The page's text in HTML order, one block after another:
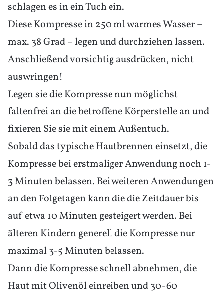
schlagen es in ein Tuch ein.
Diese Kompresse in 250 ml warmes Wasser –
max. 38 Grad – legen und durchziehen lassen.
Anschließend vorsichtig ausdrücken, nicht
auswringen!
Legen sie die Kompresse nun möglichst
faltenfrei an die betroffene Körperstelle an und
fixieren Sie sie mit einem Außentuch.
Sobald das typische Hautbrennen einsetzt, die
Kompresse bei erstmaliger Anwendung noch 1-
3 Minuten belassen. Bei weiteren Anwendungen
an den Folgetagen kann die die Zeitdauer bis
auf etwa 10 Minuten gesteigert werden. Bei
älteren Kindern generell die Kompresse nur
maximal 3-5 Minuten belassen.
Dann die Kompresse schnell abnehmen, die
Haut mit Olivenöl einreiben und 30-60